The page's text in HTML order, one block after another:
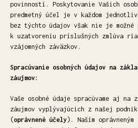
povinností. Poskytovanie Vašich
predmetný účel je v každom
bez týchto údajov však nie je
k uzatvoreniu príslušných zmlúva
vzájomných záväzkov.
Spracúvanie osobných údajov na
záujmov:
Vaše osobné údaje spracúvame aj na
záujmov vyplývajúcich z našej
(oprávnené účely). Naším